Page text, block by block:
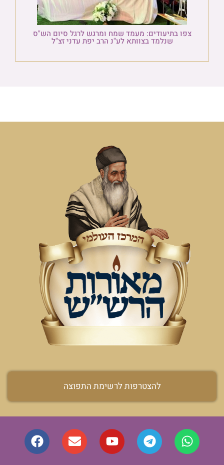
צפו בתיעודים: מעמד שמח ומרגש לרגל סיום הש"ס
שנלמד בצוותא לע"נ הרב יפת עדני זצ"ל
להצטרפות לרשימת התפוצה